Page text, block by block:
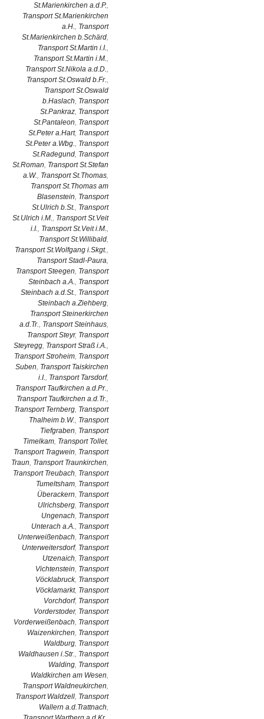
St.Marienkirchen a.d.P.,
Transport St.Marienkirchen
a.H., Transport
St.Marienkirchen b.Schärd,
Transport St.Martin i.I.,
Transport St.Martin i.M.,
Transport St.Nikola a.d.D.,
Transport St.Oswald b.Fr.,
Transport St.Oswald
b.Haslach, Transport
St.Pankraz, Transport
St.Pantaleon, Transport
St.Peter a.Hart, Transport
St.Peter a.Wbg., Transport
St.Radegund, Transport
St.Roman, Transport St.Stefan
a.W., Transport St.Thomas,
Transport St.Thomas am
Blasenstein, Transport
St.Ulrich b.St., Transport
St.Ulrich i.M., Transport St.Veit
i.I., Transport St.Veit i.M.,
Transport St.Willibald,
Transport St.Wolfgang i.Skgt.,
Transport Stadl-Paura,
Transport Steegen, Transport
Steinbach a.A., Transport
Steinbach a.d.St., Transport
Steinbach a.Ziehberg,
Transport Steinerkirchen
a.d.Tr., Transport Steinhaus,
Transport Steyr, Transport
Steyregg, Transport Straß i.A.,
Transport Stroheim, Transport
Suben, Transport Taiskirchen
i.I., Transport Tarsdorf,
Transport Taufkirchen a.d.Pr.,
Transport Taufkirchen a.d.Tr.,
Transport Ternberg, Transport
Thalheim b.W., Transport
Tiefgraben, Transport
Timelkam, Transport Tollet,
Transport Tragwein, Transport
Traun, Transport Traunkirchen,
Transport Treubach, Transport
Tumeltsham, Transport
Überackern, Transport
Ulrichsberg, Transport
Ungenach, Transport
Unterach a.A., Transport
Unterweißenbach, Transport
Unterweitersdorf, Transport
Utzenaich, Transport
Vichtenstein, Transport
Vöcklabruck, Transport
Vöcklamarkt, Transport
Vorchdorf, Transport
Vorderstoder, Transport
Vorderweißenbach, Transport
Waizenkirchen, Transport
Waldburg, Transport
Waldhausen i.Str., Transport
Walding, Transport
Waldkirchen am Wesen,
Transport Waldneukirchen,
Transport Waldzell, Transport
Wallern a.d.Trattnach,